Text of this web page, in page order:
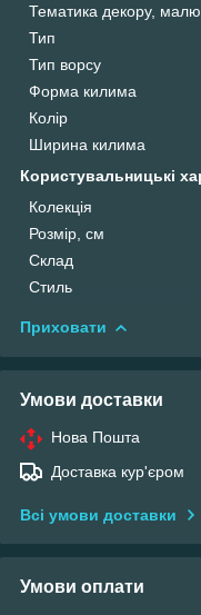
Тематика декору,
Тип
Тип ворсу
Форма килима
Колір
Ширина килима
Користувальницькі
Колекція
Розмір, см
Склад
Стиль
Приховати
Умови доставки
Нова Пошта
Доставка кур'єром
Всі умови доставки
Умови оплати